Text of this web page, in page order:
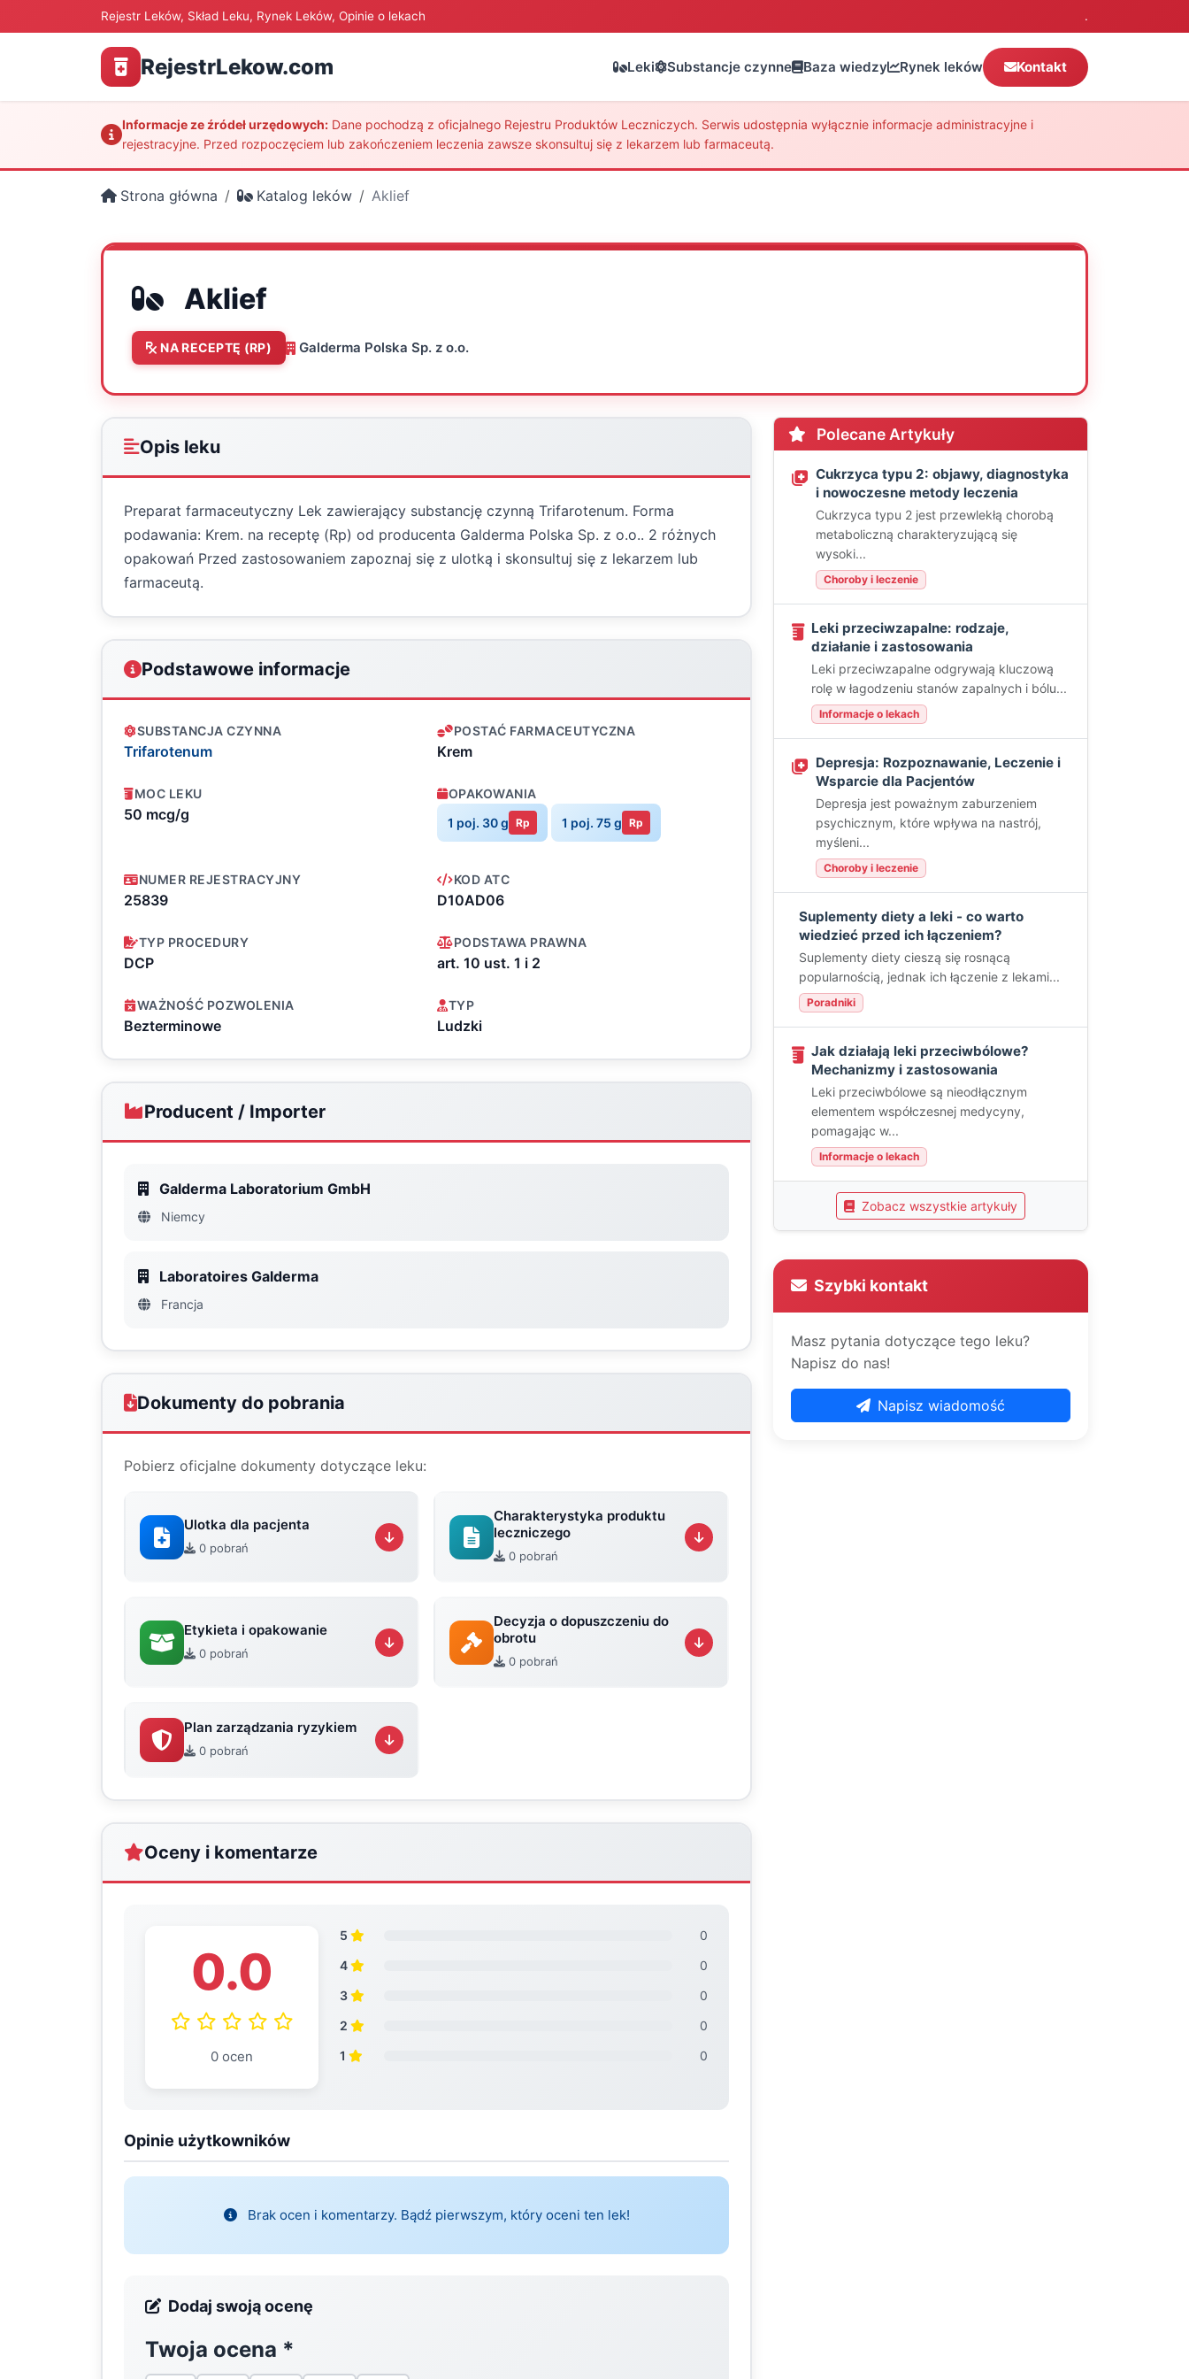
Rejestr Leków, Skład Leku, Rynek Leków, Opinie o lekach .
RejestrLekow.com Leki Substancje czynne Baza wiedzy Rynek leków Kontakt
Informacje ze źródeł urzędowych: Dane pochodzą z oficjalnego Rejestru Produktów Leczniczych. Serwis udostępnia wyłącznie informacje administracyjne i
rejestracyjne. Przed rozpoczęciem lub zakończeniem leczenia zawsze skonsultuj się z lekarzem lub farmaceutą.
Strona główna Katalog leków Aklief
Aklief
NA RECEPTĘ (RP) Galderma Polska Sp. z o.o.
Opis leku
Preparat farmaceutyczny Lek zawierający substancję czynną Trifarotenum. Forma
podawania: Krem. na receptę (Rp) od producenta Galderma Polska Sp. z o.o.. 2 różnych
opakowań Przed zastosowaniem zapoznaj się z ulotką i skonsultuj się z lekarzem lub
farmaceutą.
Podstawowe informacje
SUBSTANCJA CZYNNA
Trifarotenum
POSTAĆ FARMACEUTYCZNA
Krem
MOC LEKU
50 mcg/g
OPAKOWANIA
1 poj. 30 g Rp 1 poj. 75 g Rp
NUMER REJESTRACYJNY
25839
KOD ATC
D10AD06
TYP PROCEDURY
DCP
PODSTAWA PRAWNA
art. 10 ust. 1 i 2
WAŻNOŚĆ POZWOLENIA
Bezterminowe
TYP
Ludzki
Producent / Importer
Galderma Laboratorium GmbH
Niemcy
Laboratoires Galderma
Francja
Dokumenty do pobrania
Pobierz oficjalne dokumenty dotyczące leku:
Ulotka dla pacjenta
0 pobrań
Charakterystyka produktu
leczniczego
0 pobrań
Etykieta i opakowanie
0 pobrań
Decyzja o dopuszczeniu do
obrotu
0 pobrań
Plan zarządzania ryzykiem
0 pobrań
Oceny i komentarze
0.0
0 ocen
5
0
4
0
3
0
2
0
1
0
Opinie użytkowników
Brak ocen i komentarzy. Bądź pierwszym, który oceni ten lek!
Dodaj swoją ocenę
Twoja ocena *
Polecane Artykuły
Cukrzyca typu 2: objawy, diagnostyka
i nowoczesne metody leczenia
Cukrzyca typu 2 jest przewlekłą chorobą
metaboliczną charakteryzującą się
wysoki...
Choroby i leczenie
Leki przeciwzapalne: rodzaje,
działanie i zastosowania
Leki przeciwzapalne odgrywają kluczową
rolę w łagodzeniu stanów zapalnych i bólu...
Informacje o lekach
Depresja: Rozpoznawanie, Leczenie i
Wsparcie dla Pacjentów
Depresja jest poważnym zaburzeniem
psychicznym, które wpływa na nastrój,
myśleni...
Choroby i leczenie
Suplementy diety a leki - co warto
wiedzieć przed ich łączeniem?
Suplementy diety cieszą się rosnącą
popularnością, jednak ich łączenie z lekami...
Poradniki
Jak działają leki przeciwbólowe?
Mechanizmy i zastosowania
Leki przeciwbólowe są nieodłącznym
elementem współczesnej medycyny,
pomagając w...
Informacje o lekach
Zobacz wszystkie artykuły
Szybki kontakt
Masz pytania dotyczące tego leku?
Napisz do nas!
Napisz wiadomość